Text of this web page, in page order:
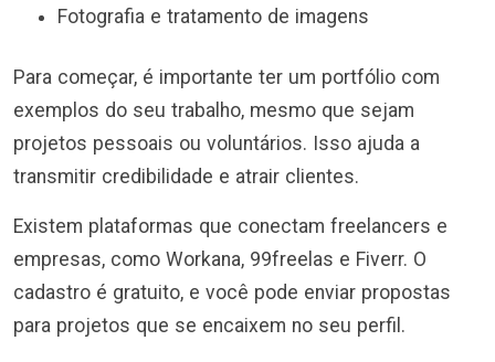
Fotografia e tratamento de imagens
Para começar, é importante ter um portfólio com
exemplos do seu trabalho, mesmo que sejam
projetos pessoais ou voluntários. Isso ajuda a
transmitir credibilidade e atrair clientes.
Existem plataformas que conectam freelancers e
empresas, como Workana, 99freelas e Fiverr. O
cadastro é gratuito, e você pode enviar propostas
para projetos que se encaixem no seu perfil.